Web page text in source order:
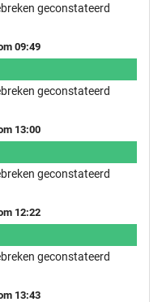
geconstateerd
09:49
geconstateerd
13:00
geconstateerd
12:22
geconstateerd
13:43